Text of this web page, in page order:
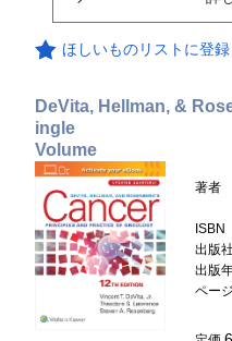
ほしいものリストに登録
DeVita, Hellman, &
ingle
Volume
著者
ISBN
出版社
出版
ペー